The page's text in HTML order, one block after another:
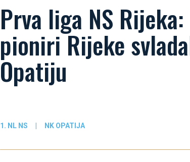
Prva liga NS
pioniri Rijeke
Opatiju
1. NL NS NK OPATIJA